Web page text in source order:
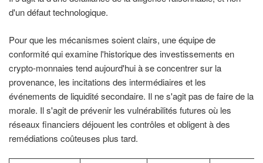
d'un défaut technologique.
Pour que les mécanismes soient clairs, une équipe de
conformité qui examine l'historique des investissements en
crypto-monnaies tend aujourd'hui à se concentrer sur la
provenance, les incitations des intermédiaires et les
événements de liquidité secondaire. Il ne s'agit pas de faire de la
morale. Il s'agit de prévenir les vulnérabilités futures où les
réseaux financiers déjouent les contrôles et obligent à des
remédiations coûteuses plus tard.